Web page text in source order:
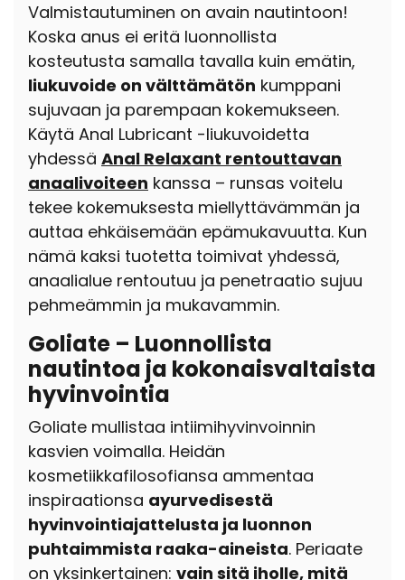
Valmistautuminen on avain nautintoon!
Koska anus ei eritä luonnollista
kosteutusta samalla tavalla kuin emätin,
liukuvoide on välttämätön kumppani
sujuvaan ja parempaan kokemukseen.
Käytä Anal Lubricant -liukuvoidetta
yhdessä Anal Relaxant rentouttavan
anaalivoiteen kanssa – runsas voitelu
tekee kokemuksesta miellyttävämmän ja
auttaa ehkäisemään epämukavuutta. Kun
nämä kaksi tuotetta toimivat yhdessä,
anaalialue rentoutuu ja penetraatio sujuu
pehmeämmin ja mukavammin.
Goliate – Luonnollista
nautintoa ja kokonaisvaltaista
hyvinvointia
Goliate mullistaa intiimihyvinvoinnin
kasvien voimalla. Heidän
kosmetiikkafilosofiansa ammentaa
inspiraationsa ayurvedisestä
hyvinvointiajattelusta ja luonnon
puhtaimmista raaka-aineista. Periaate
on yksinkertainen: vain sitä iholle, mitä